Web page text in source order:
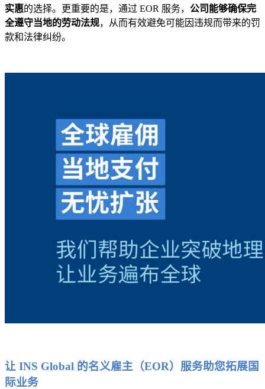
实惠的选择。更重要的是，通过 EOR 服务， 公司能够确保完
全遵守当地的劳动法规，从而有效避免可能因违规而带来的罚
款和法律纠纷。
让 INS Global 的名义雇主（EOR）服务助您拓展国
际业务